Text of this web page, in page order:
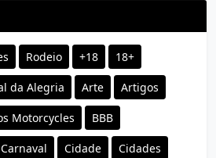
Rodeio +18 18+
da Alegria Arte Artigos
Motorcycles BBB
Carnaval Cidade Cidades